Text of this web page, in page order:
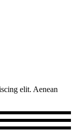
elit. Aenean